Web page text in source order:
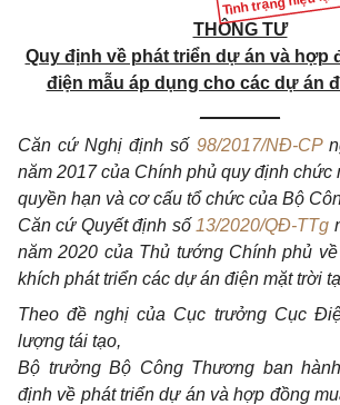
THÔNG TƯ
Quy định về phát triển dự án và hợp
điện mẫu áp dụng cho các dự án
Căn cứ Nghị định số 98/2017/NĐ-CP
năm 2017 của Chính phủ quy định chức
quyền hạn và cơ cấu tổ chức của Bộ
Căn cứ Quyết định số 13/2020/QĐ-TTg
năm 2020 của Thủ tướng Chính phủ
khích phát triển các dự án điện mặt trời
Theo đề nghị của Cục trưởng Cục
lượng tái tạo,
Bộ trưởng Bộ Công Thương ban
định về phát triển dự án và hợp đồng